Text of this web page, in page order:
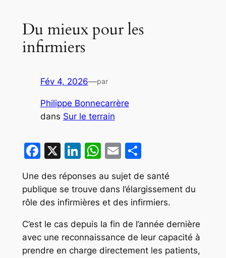
Du mieux pour les
infirmiers
Fév 4, 2026—par
Philippe Bonnecarrère
dans Sur le terrain
Facebook
X LinkedIn
WhatsApp
EmailPartager
Une des réponses au sujet de santé
publique se trouve dans l’élargissement du
rôle des infirmières et des infirmiers.
C’est le cas depuis la fin de l’année dernière
avec une reconnaissance de leur capacité à
prendre en charge directement les patients,